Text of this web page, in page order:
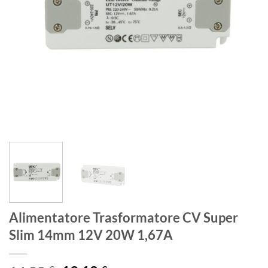
Alimentatore Trasformatore CV Super
Slim 14mm 12V 20W 1,67A